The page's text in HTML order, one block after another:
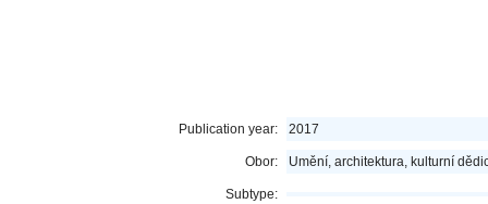
Publication year: 2017
Obor: Umění, architektura, kulturní
Subtype: